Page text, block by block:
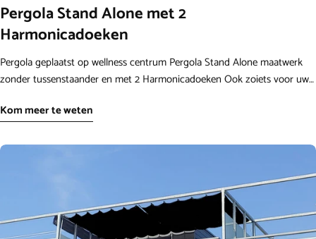
Pergola Stand Alone met 2
Harmonicadoeken
Pergola geplaatst op wellness centrum Pergola Stand Alone maatwerk
zonder tussenstaander en met 2 Harmonicadoeken Ook zoiets voor uw
Kom meer te weten